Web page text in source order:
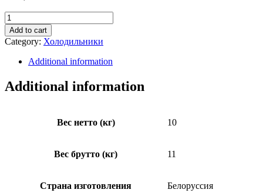
МИКРОВОЛНОВАЯ
ПЕЧЬ
AKIRA
KHY1M300XH
quantity
Add to cart
Category: Холодильники
Additional information
Additional information
Вес нетто (кг) 10
Вес брутто (кг) 11
Страна изготовления Белоруссия